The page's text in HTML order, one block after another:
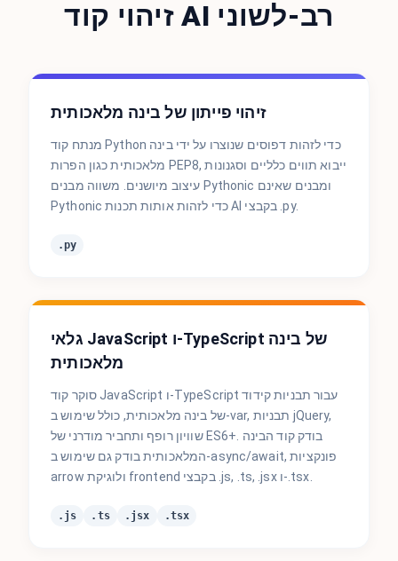
זיהוי קוד AI רב-לשוני
זיהוי פייתון של בינה מלאכותית
מנתח קוד Python כדי לזהות דפוסים שנוצרו על ידי בינה
מלאכותית כגון הפרות PEP8, ייבוא תווים כלליים וסגנונות
עיצוב מיושנים. משווה מבנים Pythonic ומבנים שאינם
Pythonic כדי לזהות אותות תכנות AI בקבצי .py.
.py
גלאי JavaScript ו-TypeScript של בינה
מלאכותית
סוקר קוד JavaScript ו-TypeScript עבור תבניות קידוד
של בינה מלאכותית, כולל שימוש ב-var, תבניות jQuery,
שוויון רופף ותחביר מודרני של ES6+. בודק קוד הבינה
המלאכותית בודק גם שימוש ב-async/await, פונקציות
arrow ולוגיקת frontend בקבצי .js, .ts, .jsx ו-.tsx.
.js .ts .jsx .tsx